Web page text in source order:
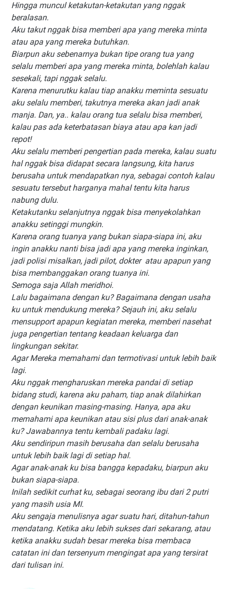
Hingga muncul ketakutan-ketakutan yang nggak
beralasan.
Aku takut nggak bisa memberi apa yang mereka minta
atau apa yang mereka butuhkan.
Biarpun aku sebenarnya bukan tipe orang tua yang
selalu memberi apa yang mereka minta, bolehlah kalau
sesekali, tapi nggak selalu.
Karena menurutku kalau tiap anakku meminta sesuatu
aku selalu memberi, takutnya mereka akan jadi anak
manja. Dan, ya.. kalau orang tua selalu bisa memberi,
kalau pas ada keterbatasan biaya atau apa kan jadi
repot!
Aku selalu memberi pengertian pada mereka, kalau suatu
hal nggak bisa didapat secara langsung, kita harus
berusaha untuk mendapatkan nya, sebagai contoh kalau
sesuatu tersebut harganya mahal tentu kita harus
nabung dulu.
Ketakutanku selanjutnya nggak bisa menyekolahkan
anakku setinggi mungkin.
Karena orang tuanya yang bukan siapa-siapa ini, aku
ingin anakku nanti bisa jadi apa yang mereka inginkan,
jadi polisi misalkan, jadi pilot, dokter atau apapun yang
bisa membanggakan orang tuanya ini.
Semoga saja Allah meridhoi.
Lalu bagaimana dengan ku? Bagaimana dengan usaha
ku untuk mendukung mereka? Sejauh ini, aku selalu
mensupport apapun kegiatan mereka, memberi nasehat
juga pengertian tentang keadaan keluarga dan
lingkungan sekitar.
Agar Mereka memahami dan termotivasi untuk lebih baik
lagi.
Aku nggak mengharuskan mereka pandai di setiap
bidang studi, karena aku paham, tiap anak dilahirkan
dengan keunikan masing-masing. Hanya, apa aku
memahami apa keunikan atau sisi plus dari anak-anak
ku? Jawabannya tentu kembali padaku lagi.
Aku sendiripun masih berusaha dan selalu berusaha
untuk lebih baik lagi di setiap hal.
Agar anak-anak ku bisa bangga kepadaku, biarpun aku
bukan siapa-siapa.
Inilah sedikit curhat ku, sebagai seorang ibu dari 2 putri
yang masih usia MI.
Aku sengaja menulisnya agar suatu hari, ditahun-tahun
mendatang. Ketika aku lebih sukses dari sekarang, atau
ketika anakku sudah besar mereka bisa membaca
catatan ini dan tersenyum mengingat apa yang tersirat
dari tulisan ini.